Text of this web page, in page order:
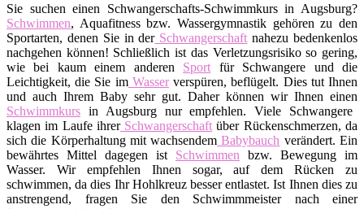
Sie suchen einen Schwangerschafts-Schwimmkurs in Augsburg?
Schwimmen, Aquafitness bzw. Wassergymnastik gehören zu den
Sportarten, denen Sie in derSchwangerschaft nahezu bedenkenlos
nachgehen können! Schließlich ist das Verletzungsrisiko so gering,
wie bei kaum einem anderen Sport für Schwangere und die
Leichtigkeit, die Sie imWasserverspüren, beflügelt. Dies tut Ihnen
und auch Ihrem Baby sehr gut. Daher können wir Ihnen einen
Schwimmkurs in Augsburg nur empfehlen. Viele Schwangere
klagen im Laufe ihrerSchwangerschaft über Rückenschmerzen, da
sich die Körperhaltung mit wachsendem Babybauch verändert. Ein
bewährtes Mittel dagegen ist Schwimmen bzw. Bewegung im
Wasser. Wir empfehlen Ihnen sogar, auf dem Rücken zu
schwimmen, da dies Ihr Hohlkreuz besser entlastet. Ist Ihnen dies zu
anstrengend, fragen Sie den Schwimmmeister nach einer